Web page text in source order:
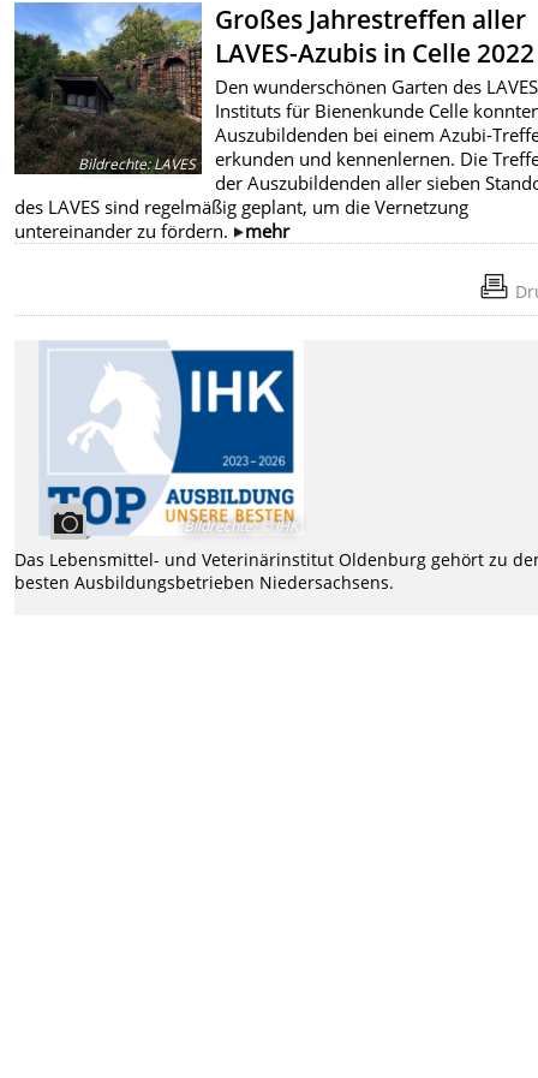
Bildrechte:LAVES
Großes Jahrestreffen aller
LAVES-Azubis in Celle 2022
Den wunderschönen Garten des
Instituts für Bienenkunde Celle
Auszubildenden bei einem Azubi-
erkunden und kennenlernen. Die
der Auszubildenden aller sieben
des LAVES sind regelmäßig geplant, um die Vernetzung
untereinander zu fördern.
mehr
Bildrechte:© IHK
Das Lebensmittel- und Veterinärinstitut Oldenburg gehört zu
besten Ausbildungsbetrieben Niedersachsens.